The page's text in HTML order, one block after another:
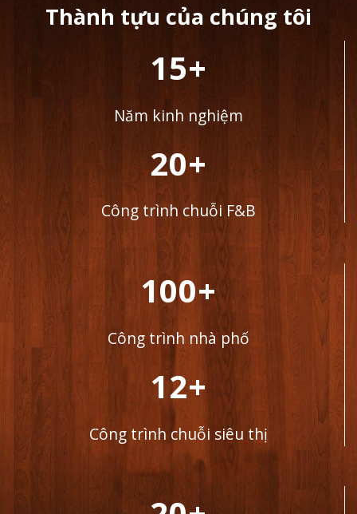
Thành tựu của chúng tôi
15+
Năm kinh nghiệm
20+
Công trình chuỗi F&B
100+
Công trình nhà phố
12+
Công trình chuỗi siêu thị